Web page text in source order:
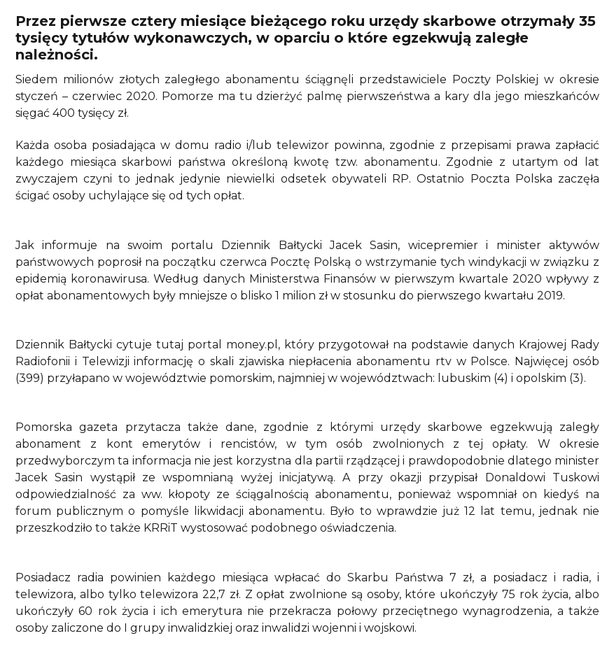
Przez pierwsze cztery miesiące bieżącego roku urzędy skarbowe otrzymały 35
tysięcy tytułów wykonawczych, w oparciu o które egzekwują zaległe
należności.
Siedem milionów złotych zaległego abonamentu ściągnęli przedstawiciele Poczty Polskiej w okresie
styczeń – czerwiec 2020. Pomorze ma tu dzierżyć palmę pierwszeństwa a kary dla jego mieszkańców
sięgać 400 tysięcy zł.
Każda osoba posiadająca w domu radio i/lub telewizor powinna, zgodnie z przepisami prawa zapłacić
każdego miesiąca skarbowi państwa określoną kwotę tzw. abonamentu. Zgodnie z utartym od lat
zwyczajem czyni to jednak jedynie niewielki odsetek obywateli RP. Ostatnio Poczta Polska zaczęła
ścigać osoby uchylające się od tych opłat.
Jak informuje na swoim portalu Dziennik Bałtycki Jacek Sasin, wicepremier i minister aktywów
państwowych poprosił na początku czerwca Pocztę Polską o wstrzymanie tych windykacji w związku z
epidemią koronawirusa. Według danych Ministerstwa Finansów w pierwszym kwartale 2020 wpływy z
opłat abonamentowych były mniejsze o blisko 1 milion zł w stosunku do pierwszego kwartału 2019.
Dziennik Bałtycki cytuje tutaj portal money.pl, który przygotował na podstawie danych Krajowej Rady
Radiofonii i Telewizji informację o skali zjawiska niepłacenia abonamentu rtv w Polsce. Najwięcej osób
(399) przyłapano w województwie pomorskim, najmniej w województwach: lubuskim (4) i opolskim (3).
Pomorska gazeta przytacza także dane, zgodnie z którymi urzędy skarbowe egzekwują zaległy
abonament z kont emerytów i rencistów, w tym osób zwolnionych z tej opłaty. W okresie
przedwyborczym ta informacja nie jest korzystna dla partii rządzącej i prawdopodobnie dlatego minister
Jacek Sasin wystąpił ze wspomnianą wyżej inicjatywą. A przy okazji przypisał Donaldowi Tuskowi
odpowiedzialność za ww. kłopoty ze ściągalnością abonamentu, ponieważ wspomniał on kiedyś na
forum publicznym o pomyśle likwidacji abonamentu. Było to wprawdzie już 12 lat temu, jednak nie
przeszkodziło to także KRRiT wystosować podobnego oświadczenia.
Posiadacz radia powinien każdego miesiąca wpłacać do Skarbu Państwa 7 zł, a posiadacz i radia, i
telewizora, albo tylko telewizora 22,7 zł. Z opłat zwolnione są osoby, które ukończyły 75 rok życia, albo
ukończyły 60 rok życia i ich emerytura nie przekracza połowy przeciętnego wynagrodzenia, a także
osoby zaliczone do I grupy inwalidzkiej oraz inwalidzi wojenni i wojskowi.